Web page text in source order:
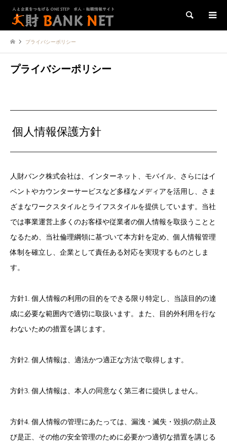
検索
プライバシーポリシー
プライバシーポリシー
個人情報保護方針
人財バンク株式会社は、インターネット、モバイル、さらにはイ
ベントやカウンターサービスなど多様なメディアを活用し、さま
ざまなワークスタイルとライフスタイルを提供しています。当社
では事業運営上多くのお客様や従業者の個人情報を取扱うことと
なるため、当社倫理綱領に基づいて本方針を定め、個人情報管理
体制を確立し、企業として責任ある対応を実現するものとしま
す。
方針1. 個人情報の利用の目的をできる限り特定し、当該目的の達
成に必要な範囲内で適切に取扱います。また、目的外利用を行な
わないための措置を講じます。
方針2. 個人情報は、適法かつ適正な方法で取得します。
方針3. 個人情報は、本人の同意なく第三者に提供しません。
方針4. 個人情報の管理にあたっては、漏洩・滅失・毀損の防止及
び是正、その他の安全管理のために必要かつ適切な措置を講じる